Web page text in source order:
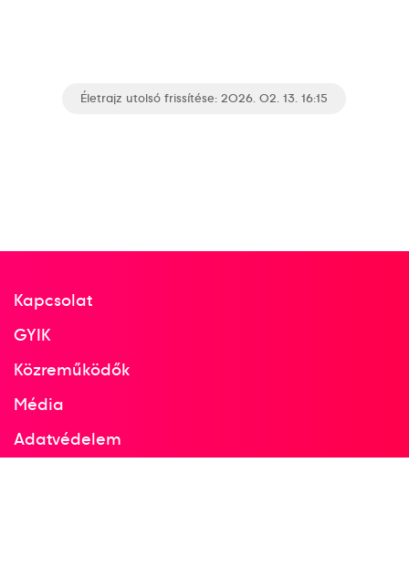
Életrajz utolsó frissítése: 2026. 02. 13. 16:15
Kapcsolat
GYIK
Közreműködők
Média
Adatvédelem